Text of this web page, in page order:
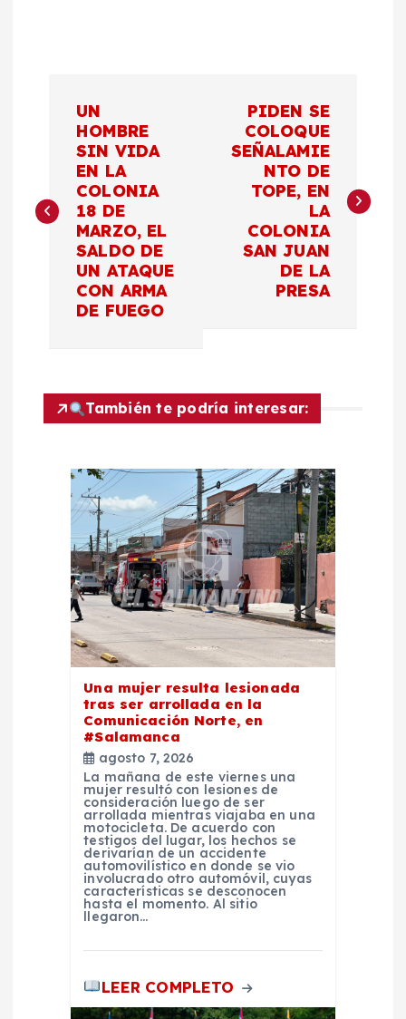
e
UN
HOMBRE
SIN VIDA
EN LA
COLONIA
18 DE
MARZO, EL
SALDO DE
UN ATAQUE
CON ARMA
DE FUEGO
PIDEN SE
COLOQUE
SEÑALAMIE
NTO DE
TOPE, EN
LA
COLONIA
SAN JUAN
DE LA
PRESA
También te podría interesar:
Una mujer resulta lesionada
tras ser arrollada en la
Comunicación Norte, en
#Salamanca
agosto 7, 2026
La mañana de este viernes una
mujer resultó con lesiones de
consideración luego de ser
arrollada mientras viajaba en una
motocicleta. De acuerdo con
testigos del lugar, los hechos se
derivarían de un accidente
automovilístico en donde se vio
involucrado otro automóvil, cuyas
características se desconocen
hasta el momento. Al sitio
llegaron…
LEER COMPLETO